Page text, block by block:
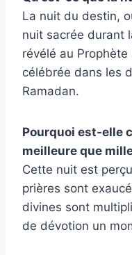
La nuit du destin,
nuit sacrée durant
révélé au
célébrée dans les
Ramadan.
Pourquoi est-elle
meilleure que
Cette nuit est
prières sont
divines sont
de dévotion un